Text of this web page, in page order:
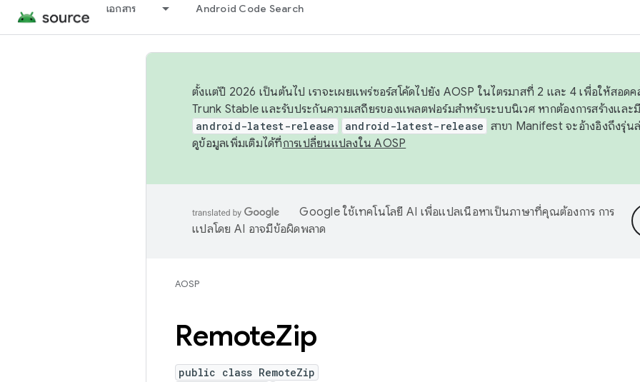
เอกสาร Android Code Search
ตั้งแต่ปี 2026 เป็นต้นไป เราจะเผยแพร่ซอร์สโค้ดไปยัง AOSP ในไตรมาสที่ 2 และ 4 เพื่อให้สอด
Trunk Stable และรับประกันความเสถียรของแพลตฟอร์มสำหรับระบบนิเวศ หากต้องการสร้างและ
android-latest-release android-latest-release สาขา Manifest จะอ้างอิงถึงรุ่
ดูข้อมูลเพิ่มเติมได้ที่การเปลี่ยนแปลงใน AOSP
Google ใช้เทคโนโลยี AI เพื่อแปลเนื้อหาเป็นภาษาที่คุณต้องการ การ
แปลโดย AI อาจมีข้อผิดพลาด
AOSP
RemoteZip
public class RemoteZip